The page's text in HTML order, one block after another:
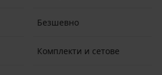
Безшевно
Комплекти и сетове